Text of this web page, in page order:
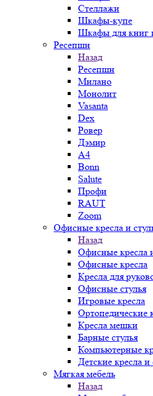
Стеллажи
Шкафы-купе
Шкафы для книг
Ресепшн
Назад
Ресепшн
Милано
Монолит
Vasanta
Dex
Ровер
Дэмир
A4
Bonn
Salute
Профи
RAUT
Zoom
Офисные кресла и
Назад
Офисные кресла
Офисные кресла
Кресла для
Офисные стулья
Игровые кресла
Ортопедические
Кресла мешки
Барные стулья
Компьютерные
Детские кресла и
Мягкая мебель
Назад